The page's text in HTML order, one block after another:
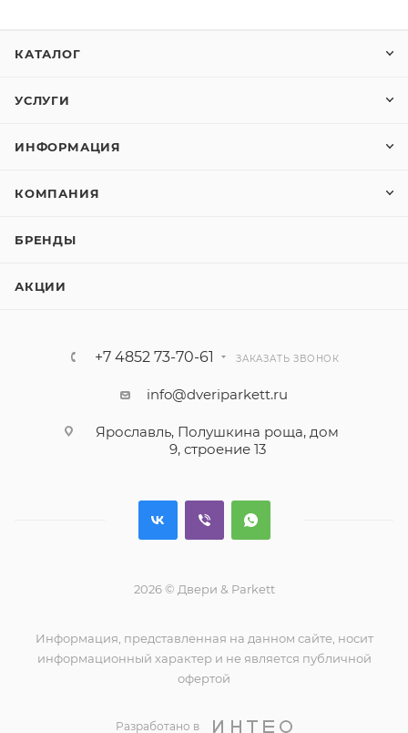
КАТАЛОГ
УСЛУГИ
ИНФОРМАЦИЯ
КОМПАНИЯ
БРЕНДЫ
АКЦИИ
+7 4852 73-70-61 ЗАКАЗАТЬ ЗВОНОК
info@dveriparkett.ru
Ярославль, Полушкина роща, дом
9, строение 13
2026 © Двери & Parkett
Информация, представленная на данном сайте, носит
информационный характер и не является публичной
офертой
Разработано в